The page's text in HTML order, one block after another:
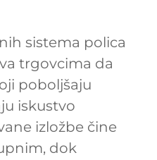
sistema policа
trgovcima da
poboljšaјu
iskustvo
izložbe čine
dok